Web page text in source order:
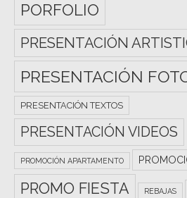
PORFOLIO
PRESENTACIÓN
PRESENTACIÓN
PRESENTACIÓN TEXTOS
PRESENTACIÓN VIDEOS
PROMOCIÓN APARTAMENTO
PROMO FIESTA REBAJAS